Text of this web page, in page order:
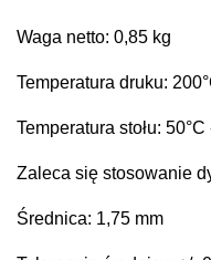
Waga netto: 0,85 kg
Temperatura druku:
Temperatura stołu: 50°C
Zaleca się stosowanie
Średnica: 1,75 mm